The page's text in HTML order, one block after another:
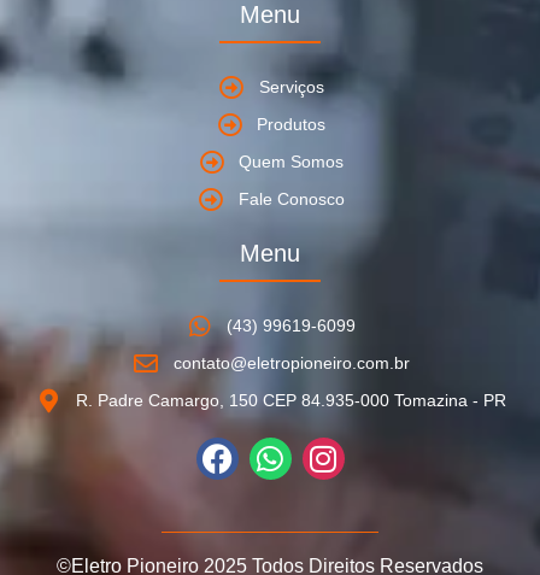
Menu
Serviços
Produtos
Quem Somos
Fale Conosco
Menu
(43) 99619-6099
contato@eletropioneiro.com.br
R. Padre Camargo, 150 CEP 84.935-000 Tomazina - PR
©Eletro Pioneiro 2025 Todos Direitos Reservados